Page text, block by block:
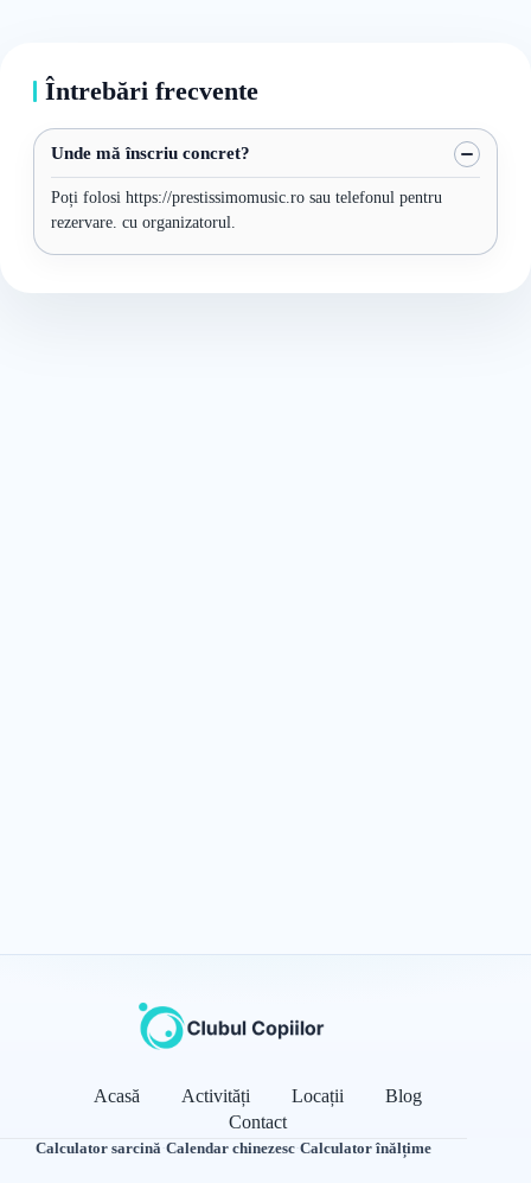
Întrebări frecvente
Unde mă înscriu concret?
Poți folosi https://prestissimomusic.ro sau telefonul pentru
rezervare. cu organizatorul.
Acasă Activități Locații
Blog
Contact
Calculator sarcină·Calendar chinezesc·Calculator înălțime